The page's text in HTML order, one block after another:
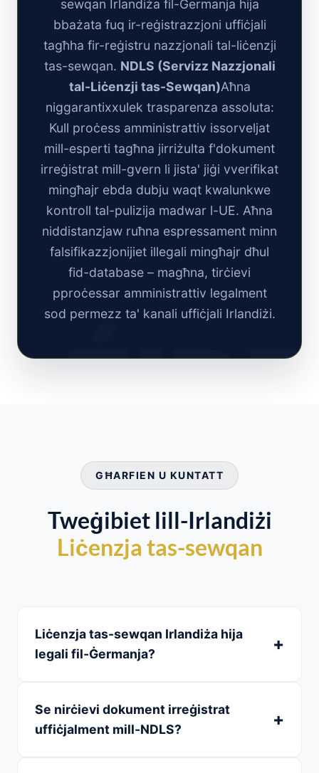
sewqan Irlandiża fil-Ġermanja hija
bbażata fuq ir-reġistrazzjoni uffiċjali
tagħha fir-reġistru nazzjonali tal-liċenzji
tas-sewqan. NDLS (Servizz Nazzjonali
tal-Liċenzji tas-Sewqan)Aħna
niggarantixxulek trasparenza assoluta:
Kull proċess amministrattiv issorveljat
mill-esperti tagħna jirriżulta f'dokument
irreġistrat mill-gvern li jista' jiġi vverifikat
mingħajr ebda dubju waqt kwalunkwe
kontroll tal-pulizija madwar l-UE. Aħna
niddistanzjaw ruħna espressament minn
falsifikazzjonijiet illegali mingħajr dħul
fid-database – magħna, tirċievi
pproċessar amministrattiv legalment
sod permezz ta' kanali uffiċjali Irlandiżi.
GĦARFIEN U KUNTATT
Tweġibiet lill-Irlandiżi
Liċenzja tas-sewqan
Liċenzja tas-sewqan Irlandiża hija
legali fil-Ġermanja?
Se nirċievi dokument irreġistrat
uffiċjalment mill-NDLS?